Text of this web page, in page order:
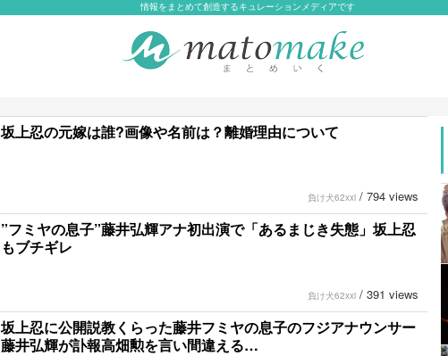
情報をまとめて創造するキュレーションメディアです
坂上忍の元嫁は誰?画像や名前は？離婚理由について
負け犬62xxi / 794 views
”フミヤの息子”藤井弘輝アナ初出演で「あるまじき失態」坂上忍
もブチギレ
負け犬62xxi / 391 views
坂上忍に公開説教くらった藤井フミヤの息子のフジアナウンサー
藤井弘輝が訃報高畑勲を言い間違える…